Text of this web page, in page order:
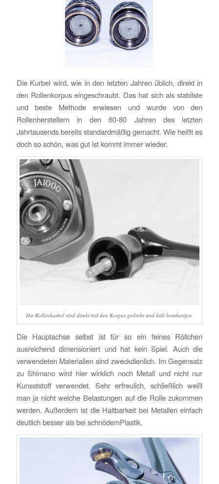
Die Kurbel wird, wie in den letzten Jahren üblich, direkt in
den Rollenkorpus eingeschraubt. Das hat sich als stabilste
und beste Methode erwiesen und wurde von den
Rollenherstellern in den 60-80 Jahren des letzten
Jahrtausends bereits standardmäßig gemacht. Wie heißt es
doch so schön, was gut ist kommt immer wieder.
Die Rollenkurbel wird direkt ind den Korpus gedreht und hält bombenfest.
Die Hauptachse selbst ist für so ein feines Röllchen
ausreichend dimensioniert und hat kein Spiel. Auch die
verwendeten Materialien sind zweckdienlich. Im Gegensatz
zu Shimano wird hier wirklich noch Metall und nicht nur
Kunsststoff verwendet. Sehr erfreulich, schließlich weiß
man ja nicht welche Belastungen auf die Rolle zukommen
werden. Außerdem ist die Haltbarkeit bei Metallen einfach
deutlich besser als bei schnödemPlastik.